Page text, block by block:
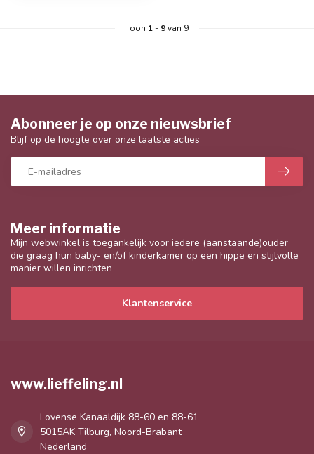
Toon 1 - 9van 9
Meer informatie
Mijn webwinkel is toegankelijk voor iedere (aanstaande)ouder
die graag hun baby- en/of kinderkamer op een hippe en stijlvolle
manier willen inrichten
Klantenservice
Abonneer je op onze nieuwsbrief
Blijf op de hoogte over onze laatste acties
www.lieffeling.nl
Lovense Kanaaldijk 88-60 en 88-61
5015AK Tilburg, Noord-Brabant
Nederland